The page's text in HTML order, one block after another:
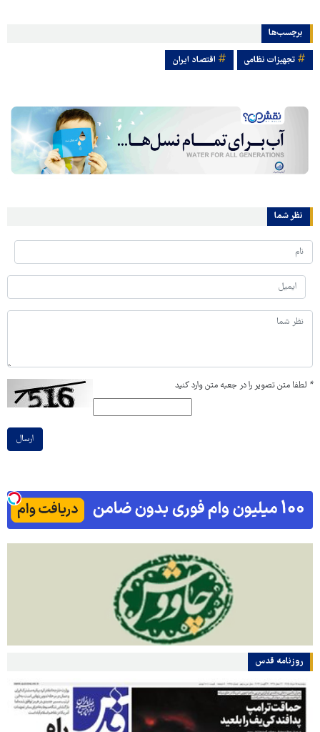
برچسب‌ها
تجهیزات نظامی اقتصاد ایران
نظر شما
* لطفا متن تصویر را در جعبه متن وارد کنید
ارسال
روزنامه قدس